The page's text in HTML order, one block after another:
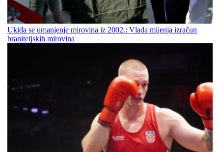
Ukida se umanjenje mirovina iz 2002.: Vlada mijenja izračun
braniteljskih mirovina